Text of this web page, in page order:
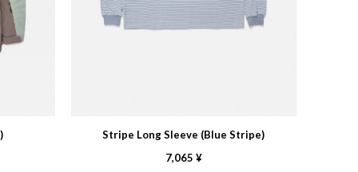
Stripe Long Sleeve (Blue Stripe)
7,065 ¥